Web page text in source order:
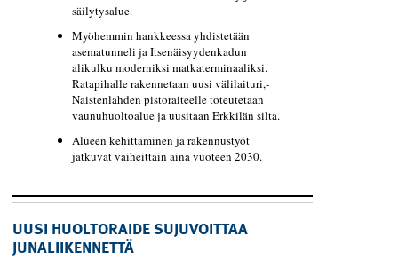
säilytysalue.
Myöhemmin hankkeessa yhdistetään
asematunneli ja Itsenäisyydenkadun
alikulku moderniksi matkaterminaaliksi.
Ratapihalle rakennetaan uusi välilaituri,­
Naistenlahden pistoraiteelle toteutetaan
vaunuhuoltoalue ja uusitaan Erkkilän silta.
Alueen kehittäminen ja rakennustyöt
jatkuvat vaiheittain aina vuoteen 2030.
UUSI HUOLTORAIDE SUJUVOITTAA
JUNALIIKENNETTÄ